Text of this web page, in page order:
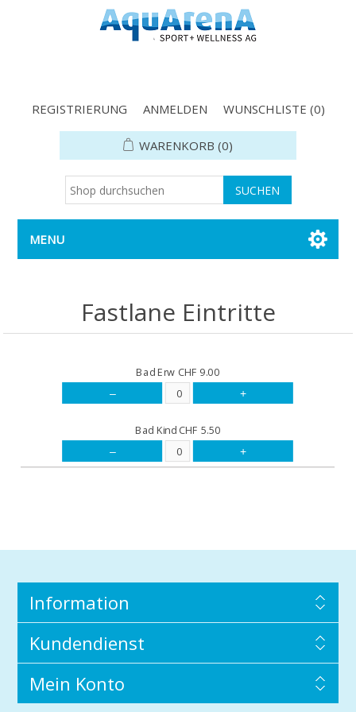
REGISTRIERUNG ANMELDEN WUNSCHLISTE (0)
WARENKORB (0)
MENU
Fastlane Eintritte
Bad Erw CHF 9.00
– +
Bad Kind CHF 5.50
– +
Information
Kundendienst
Mein Konto